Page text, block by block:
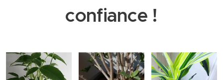
confiance !